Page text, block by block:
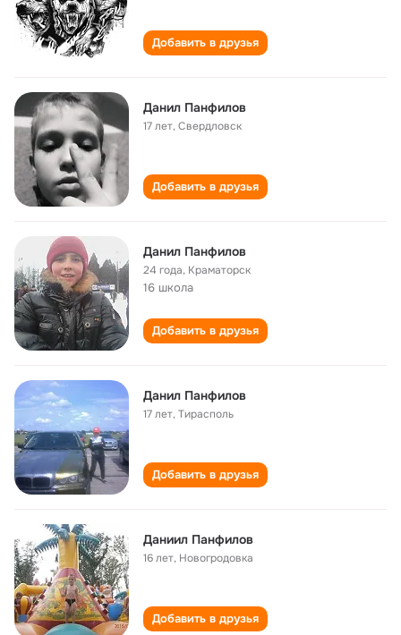
Добавить в друзья
Данил Панфилов
17 лет,Свердловск
Добавить в друзья
Данил Панфилов
24 года, Краматорск
16 школа
Добавить в друзья
Данил Панфилов
17 лет,Тирасполь
Добавить в друзья
Даниил Панфилов
16 лет, Новогродовка
Добавить в друзья